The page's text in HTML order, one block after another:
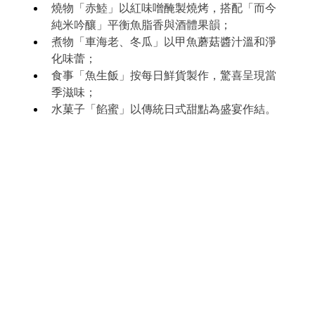
燒物「赤鯥」以紅味噌醃製燒烤，搭配「而今
純米吟釀」平衡魚脂香與酒體果韻；
煮物「車海老、冬瓜」以甲魚蘑菇醬汁溫和淨
化味蕾；
食事「魚生飯」按每日鮮貨製作，驚喜呈現當
季滋味；
水菓子「餡蜜」以傳統日式甜點為盛宴作結。